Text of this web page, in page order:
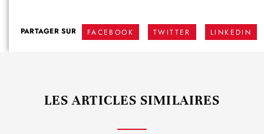
PARTAGER SUR FACEBOOK TWITTER LINKEDIN
LES ARTICLES SIMILAIRES